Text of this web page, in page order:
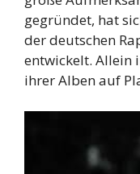
gegründet, hat
der deutschen
entwickelt. Allein
ihrer Alben auf